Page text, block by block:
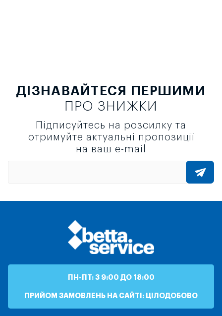
ДІЗНАВАЙТЕСЯ ПЕРШИМИ
ПРО ЗНИЖКИ
Підписуйтесь на розсилку та
отримуйте актуальні пропозиції
на ваш e-mail
ПН-ПТ: З 9:00 ДО 18:00
ПРИЙОМ ЗАМОВЛЕНЬ НА САЙТІ: ЦІЛОДОБОВО